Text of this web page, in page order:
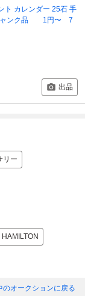
ト カレンダー 25石 手
ャンク品 1円〜 7
出品
リー
HAMILTON
のオークションに戻る